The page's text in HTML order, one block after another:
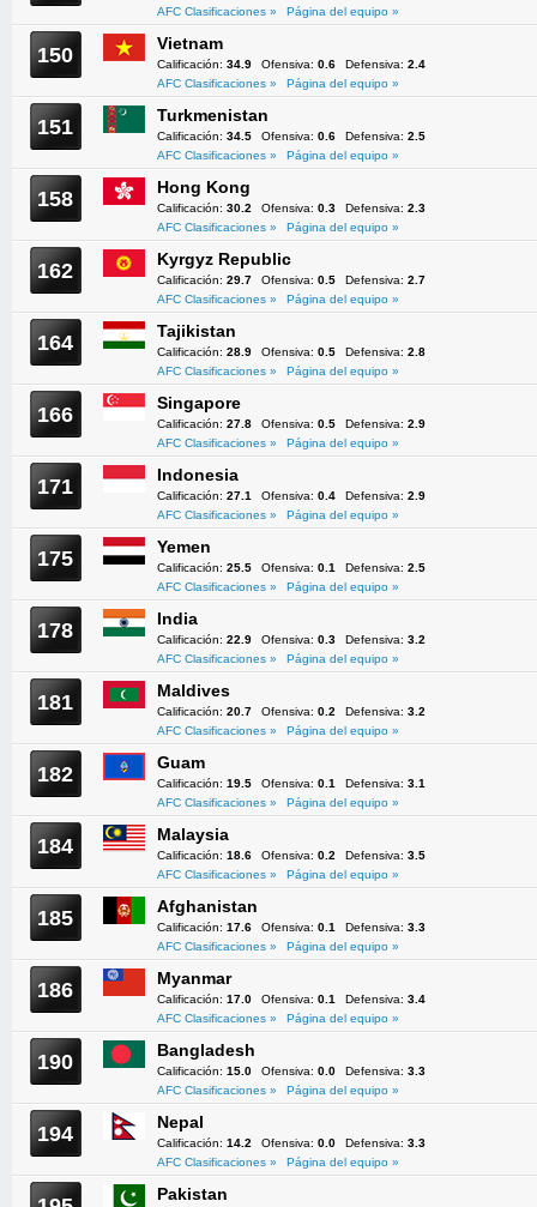
AFC Clasificaciones »
Página del equipo »
150 Vietnam
Calificación: 34.9 Ofensiva: 0.6 Defensiva: 2.4
AFC Clasificaciones »
Página del equipo »
151 Turkmenistan
Calificación: 34.5 Ofensiva: 0.6 Defensiva: 2.5
AFC Clasificaciones »
Página del equipo »
158 Hong Kong
Calificación: 30.2 Ofensiva: 0.3 Defensiva: 2.3
AFC Clasificaciones »
Página del equipo »
162 Kyrgyz Republic
Calificación: 29.7 Ofensiva: 0.5 Defensiva: 2.7
AFC Clasificaciones »
Página del equipo »
164 Tajikistan
Calificación: 28.9 Ofensiva: 0.5 Defensiva: 2.8
AFC Clasificaciones »
Página del equipo »
166 Singapore
Calificación: 27.8 Ofensiva: 0.5 Defensiva: 2.9
AFC Clasificaciones »
Página del equipo »
171 Indonesia
Calificación: 27.1 Ofensiva: 0.4 Defensiva: 2.9
AFC Clasificaciones »
Página del equipo »
175 Yemen
Calificación: 25.5 Ofensiva: 0.1 Defensiva: 2.5
AFC Clasificaciones »
Página del equipo »
178 India
Calificación: 22.9 Ofensiva: 0.3 Defensiva: 3.2
AFC Clasificaciones »
Página del equipo »
181 Maldives
Calificación: 20.7 Ofensiva: 0.2 Defensiva: 3.2
AFC Clasificaciones »
Página del equipo »
182 Guam
Calificación: 19.5 Ofensiva: 0.1 Defensiva: 3.1
AFC Clasificaciones »
Página del equipo »
184 Malaysia
Calificación: 18.6 Ofensiva: 0.2 Defensiva: 3.5
AFC Clasificaciones »
Página del equipo »
185 Afghanistan
Calificación: 17.6 Ofensiva: 0.1 Defensiva: 3.3
AFC Clasificaciones »
Página del equipo »
186 Myanmar
Calificación: 17.0 Ofensiva: 0.1 Defensiva: 3.4
AFC Clasificaciones »
Página del equipo »
190 Bangladesh
Calificación: 15.0 Ofensiva: 0.0 Defensiva: 3.3
AFC Clasificaciones »
Página del equipo »
194 Nepal
Calificación: 14.2 Ofensiva: 0.0 Defensiva: 3.3
AFC Clasificaciones »
Página del equipo »
Pakistan